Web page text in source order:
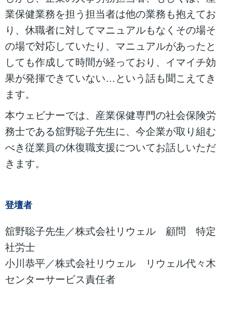
業保健業務を担う担当者は他の業務も抱えてお
り、休職者に対してマニュアルもなくその場そ
の場で対応していたり、マニュアルがあったと
しても作成して時間が経っており、イマイチ効
果が発揮できていない…という話も聞こえてき
ます。
本ウェビナーでは、産業保健専門の社会保険労
務士である舘野聡子先生に、今企業が取り組む
べき従業員の休復職支援についてお話しいただ
きます。
登壇者
舘野聡子先生／株式会社リウェル 顧問 特定
社労士
小川恭平／株式会社リウェル リウェル代々木
センターサービス責任者